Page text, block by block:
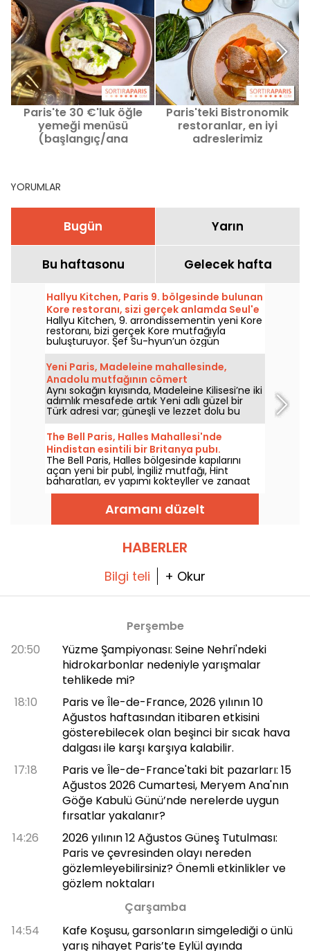
Paris'te 30 €'luk öğle
yemeği menüsü
(başlangıç/ana
Paris'teki Bistronomik
restoranlar, en iyi
adreslerimiz
YORUMLAR
Bugün Yarın
Bu haftasonu Gelecek hafta
Hallyu Kitchen, Paris 9. bölgesinde bulunan
Kore restoranı, sizi gerçek anlamda Seul'e
götürüyor
Hallyu Kitchen, 9. arrondissementin yeni Kore
restoranı, bizi gerçek Kore mutfağıyla
buluşturuyor. Şef Su-hyun’un özgün
dokunuşlarıyla hazırlanan menüde, ssam
tarzı ızgaralar, çıtır kızarmış tavuk ve
geleneksel bibimbap sizinle buluşmayı
bekliyor.
Yeni Paris, Madeleine mahallesinde,
Anadolu mutfağının cömert
spesiyaliteleriyle öne çıkan güzel bir Türk
restoranı
Aynı sokağın kıyısında, Madeleine Kilisesi’ne iki
adımlık mesafede artık Yeni adlı güzel bir
Türk adresi var; güneşli ve lezzet dolu bu
mutfağı sevenleri 2025 sonundan beri
kapılarını açarak karşılıyor. Akşamları meze
eşliğinde bir aperitif için mükemmel olan,
karşılaması da tabaklar kadar sıcak bir masa.
The Bell Paris, Halles Mahallesi'nde
Hindistan esintili bir Britanya pubı.
The Bell Paris, Halles bölgesinde kapılarını
açan yeni bir publ, İngiliz mutfağı, Hint
baharatları, ev yapımı kokteyller ve zanaat
bira çeşitlerini bir araya getiriyor; dekor ise
Jim Hamilton imzalı.Aramanı düzelt
HABERLER
Bilgi teli + Okur
Perşembe
20:50
Yüzme Şampiyonası: Seine Nehri'ndeki
hidrokarbonlar nedeniyle yarışmalar
tehlikede mi?
18:10
Paris ve Île-de-France, 2026 yılının 10
Ağustos haftasından itibaren etkisini
gösterebilecek olan beşinci bir sıcak hava
dalgası ile karşı karşıya kalabilir.
17:18
Paris ve Île-de-France'taki bit pazarları: 15
Ağustos 2026 Cumartesi, Meryem Ana'nın
Göğe Kabulü Günü’nde nerelerde uygun
fırsatlar yakalanır?
14:26
2026 yılının 12 Ağustos Güneş Tutulması:
Paris ve çevresinden olayı nereden
gözlemleyebilirsiniz? Önemli etkinlikler ve
gözlem noktaları
Çarşamba
14:54
Kafe Koşusu, garsonların simgelediği o ünlü
yarış nihayet Paris’te Eylül ayında